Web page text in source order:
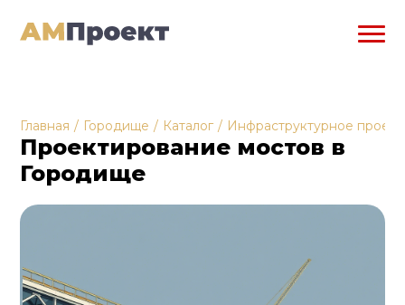
Главная / Городище / Каталог / Инфраструктурное
Проектирование мостов в
Городище